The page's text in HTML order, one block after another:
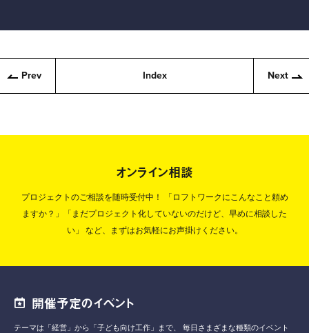
Prev Index Next
オンライン相談
プロジェクトのご相談を随時受付中！
「ロフトワークにこんなこと頼め
ますか？」「まだプロジェクト化していないのだけど、早めに相談した
い」
など、まずはお気軽にお声掛けください。
開催予定のイベント
テーマは「経営」から「子ども向け工作」まで、
毎日さまざまな種類のイベント